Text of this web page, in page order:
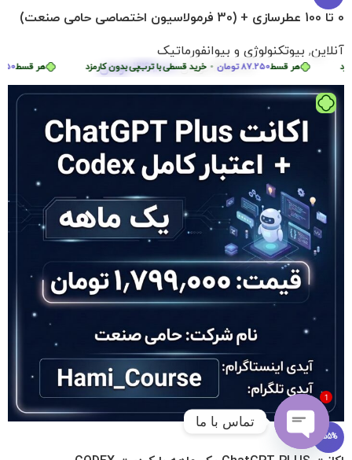
هر قسط87.250 هر قسط87.250تومان • خرید قسطی با ترب‌پی بدون کارمزد
0 تا 100 عطرسازی + (30 فرمولاسیون اختصاصی حامی صنعت)
آنلاین, بیوتکنولوژی و بیوانفورماتیک
455.000 تومان 349.000 تومان
-55%
تماس با ما
1